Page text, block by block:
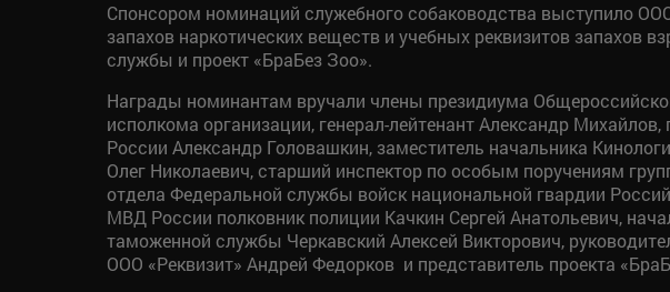
Спонсором номинаций служебного собаководства выступило
запахов наркотических веществ и учебных реквизитов запахов
службы и проект «БраБез Зоо».
Награды номинантам вручали члены президиума
исполкома организации, генерал-лейтенант Александр
России Александр Головашкин, заместитель начальника
Олег Николаевич, старший инспектор по особым поручениям
отдела Федеральной службы войск национальной гвардии
МВД России полковник полиции Качкин Сергей Анатольевич,
таможенной службы Черкавский Алексей Викторович,
ООО «Реквизит» Андрей Федорков и представитель проекта